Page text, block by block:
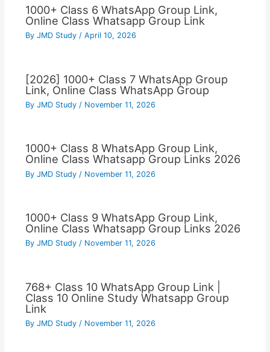
1000+ Class 6 WhatsApp Group Link,
Online Class Whatsapp Group Link
By JMD Study / April 10, 2026
[2026] 1000+ Class 7 WhatsApp Group
Link, Online Class WhatsApp Group
By JMD Study / November 11, 2026
1000+ Class 8 WhatsApp Group Link,
Online Class Whatsapp Group Links 2026
By JMD Study / November 11, 2026
1000+ Class 9 WhatsApp Group Link,
Online Class Whatsapp Group Links 2026
By JMD Study / November 11, 2026
768+ Class 10 WhatsApp Group Link |
Class 10 Online Study Whatsapp Group
Link
By JMD Study / November 11, 2026